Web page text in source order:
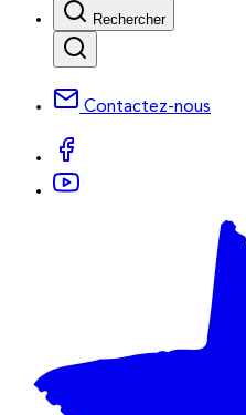
Rechercher
Contactez-nous